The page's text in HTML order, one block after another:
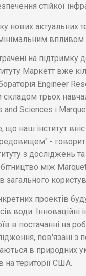
стійкої
актуальних
на підтримку
Маркетт вже
Engineer
трьох
Sciences і
наш інститут
-
з досліджень
між
загального
проектів
води. Інноваційні
в постачанні на
пов'язані з
в природних
на території США.